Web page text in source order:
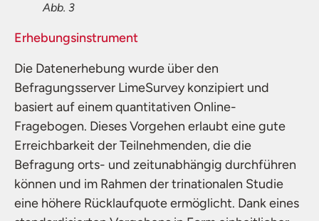
Abb. 3
Erhebungsinstrument
Die Datenerhebung wurde über den
Befragungsserver LimeSurvey konzipiert und
basiert auf einem quantitativen Online-
Fragebogen. Dieses Vorgehen erlaubt eine gute
Erreichbarkeit der Teilnehmenden, die die
Befragung orts- und zeitunabhängig durchführen
können und im Rahmen der trinationalen Studie
eine höhere Rücklaufquote ermöglicht. Dank eines